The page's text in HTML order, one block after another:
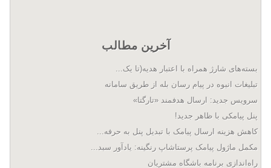
آخرین مطالب
بسته‌های شارژ همراه با اعتبار هدیه(تا یک...
تبلیغات انبوه در پیام رسان بله از طریق سامانه
سرویس جدید: ارسال هدفمند «تارگتا»
پنل پیامکی با ظاهر جدید!
کاهش هزینه ارسال پیامک با تبدیل پنل به حرفه...
مکمل ماژول پیامک پرستاشاپ رنگینه: یادآور سبد...
راه‌اندازی برنامه باشگاه مشتریان